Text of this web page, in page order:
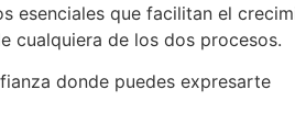
esenciales que facilitan el
cualquiera de los dos procesos.
donde puedes expresarte